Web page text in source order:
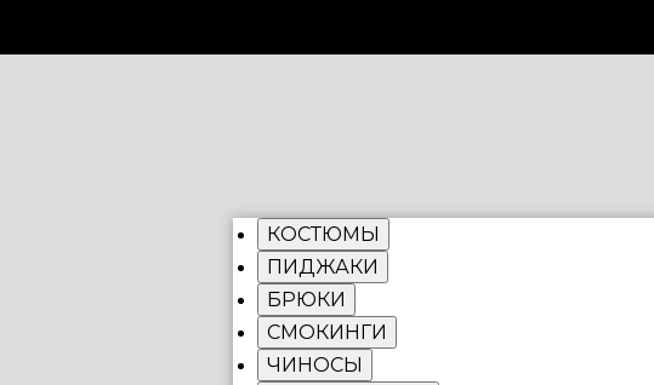
КОСТЮМЫ
ПИДЖАКИ
БРЮКИ
СМОКИНГИ
ЧИНОСЫ